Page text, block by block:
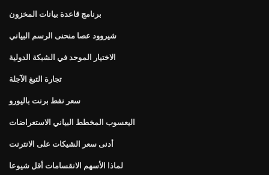
برنامج قاعدة بيانات المخزون
شيروود عصا منحنى الرسم البياني
الاختيار الموحد في الشبكة الدولية
تجارة التبغ الآجلة
سعر نفط برنت باليورو
اليعسوب المخطط البياني الاستعراضات
أدنى سعر الشيكات على الانترنت
لماذا الأسهم الانقسامات أقل شيوعا